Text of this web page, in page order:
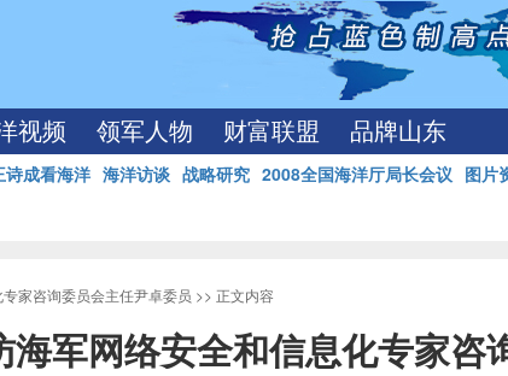
视频 领军人物 财富联盟 品牌山东
诗成看海洋 海洋访谈 战略研究 2008全国海洋厅局长会议 图片
家咨询委员会主任尹卓委员 >> 正文内容
军网络安全和信息化专家咨